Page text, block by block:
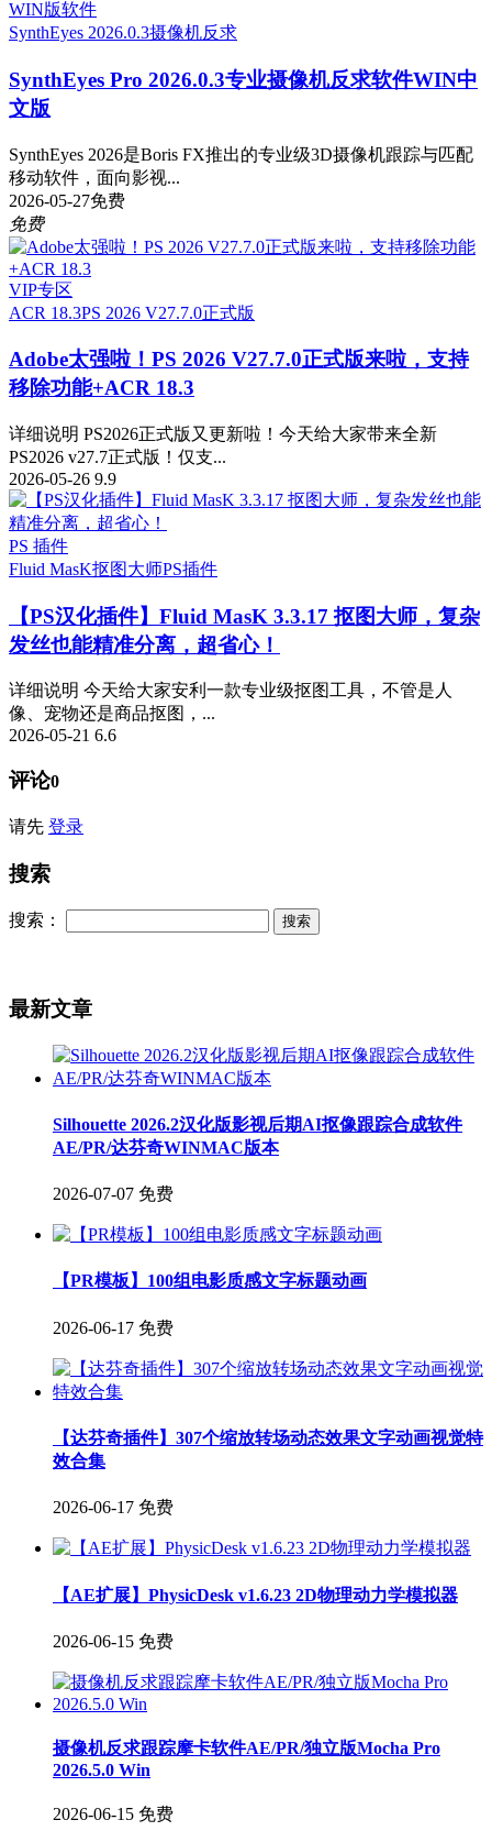
WIN版软件
SynthEyes 2026.0.3摄像机反求
SynthEyes Pro 2026.0.3专业摄像机反求软件WIN中
文版
SynthEyes 2026是Boris FX推出的专业级3D摄像机跟踪与匹配
移动软件，面向影视...
2026-05-27免费
免费
VIP专区
ACR 18.3PS 2026 V27.7.0正式版
Adobe太强啦！PS 2026 V27.7.0正式版来啦，支持
移除功能+ACR 18.3
详细说明 PS2026正式版又更新啦！今天给大家带来全新
PS2026 v27.7正式版！仅支...
2026-05-26 9.9
PS 插件
Fluid MasK抠图大师PS插件
【PS汉化插件】Fluid MasK 3.3.17 抠图大师，复杂
发丝也能精准分离，超省心！
详细说明 今天给大家安利一款专业级抠图工具，不管是人
像、宠物还是商品抠图，...
2026-05-21 6.6
评论0
请先 登录
搜索
搜索：
最新文章
Silhouette 2026.2汉化版影视后期AI抠像跟踪合成软件
AE/PR/达芬奇WINMAC版本
2026-07-07 免费
【PR模板】100组电影质感文字标题动画
2026-06-17 免费
【达芬奇插件】307个缩放转场动态效果文字动画视觉特
效合集
2026-06-17 免费
【AE扩展】PhysicDesk v1.6.23 2D物理动力学模拟器
2026-06-15 免费
摄像机反求跟踪摩卡软件AE/PR/独立版Mocha Pro
2026.5.0 Win
2026-06-15 免费